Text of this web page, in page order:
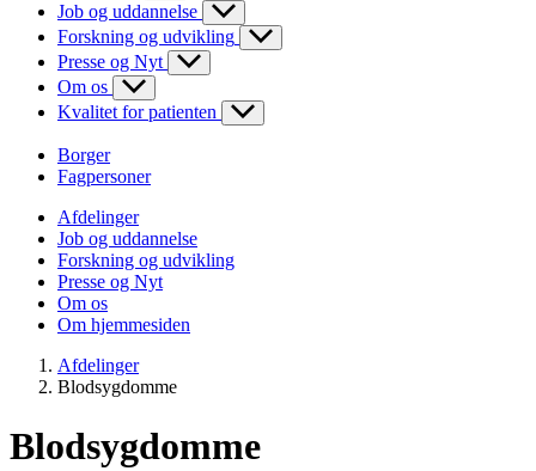
Job og uddannelse
Forskning og udvikling
Presse og Nyt
Om os
Kvalitet for patienten
Borger
Fagpersoner
Afdelinger
Job og uddannelse
Forskning og udvikling
Presse og Nyt
Om os
Om hjemmesiden
Afdelinger
Blodsygdomme
Blodsygdomme